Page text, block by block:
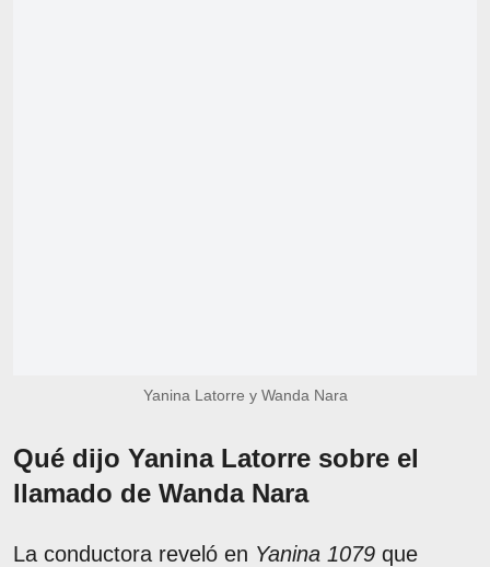
Yanina Latorre y Wanda Nara
Qué dijo Yanina Latorre sobre el
llamado de Wanda Nara
La conductora reveló en Yanina 1079 que